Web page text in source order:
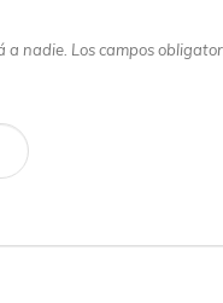
a nadie. Los campos